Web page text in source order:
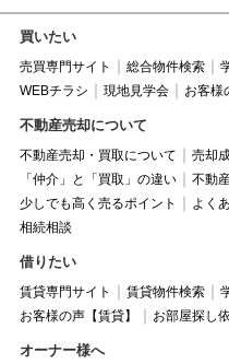
買いたい
売買専門サイト 総合物件検索
WEBチラシ
現地見学会 お客様
不動産売却について
不動産売却・買取について 売却
「仲介」と「買取」の違い
不動
少しでも高く売るポイント
よく
相続相談
借りたい
賃貸専門サイト 賃貸物件検索
お客様の声【賃貸】
お部屋探し
オーナー様へ